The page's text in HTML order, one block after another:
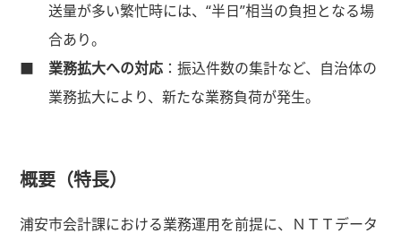
送量が多い繁忙時には、“半日”相当の負担となる場
合あり。
■ 業務拡大への対応：振込件数の集計など、自治体の
業務拡大により、新たな業務負荷が発生。
概要（特長）
浦安市会計課における業務運用を前提に、ＮＴＴデータ